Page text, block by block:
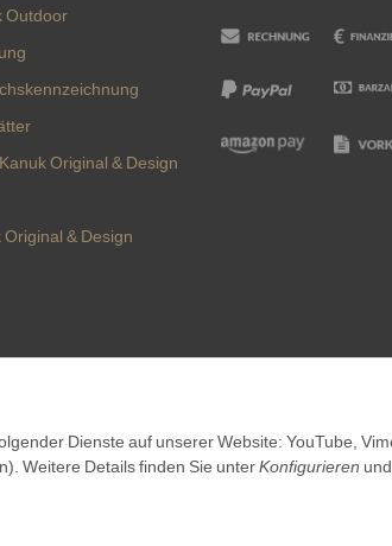
Dienste auf unserer Website: YouTube,
Weitere Details finden Sie unterKonfigurieren
Outdoor
Original & Design
& Design